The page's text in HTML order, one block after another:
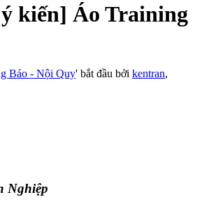
kiến] Áo Training
Báo - Nội Quy' bắt đầu bởi kentran,
Nghiệp